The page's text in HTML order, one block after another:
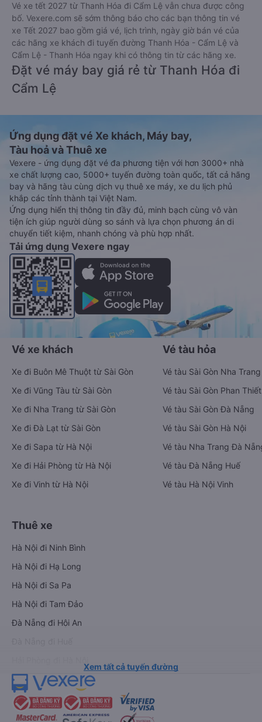
Vé xe tết 2027 từ Thanh Hóa đi Cẩm Lệ vẫn chưa được công
bố. Vexere.com sẽ sớm thông báo cho các bạn thông tin vé
xe Tết 2027 bao gồm giá vé, lịch trình, ngày giờ bán vé của
các hãng xe khách đi tuyến đường Thanh Hóa - Cẩm Lệ và
Cẩm Lệ - Thanh Hóa ngay khi có thông tin từ các hãng xe.
Đặt vé máy bay giá rẻ từ Thanh Hóa đi
Cẩm Lệ
Ứng dụng đặt vé Xe khách, Máy bay,
Tàu hoả và Thuê xe
Vexere - ứng dụng đặt vé đa phương tiện với hơn 3000+ nhà
xe chất lượng cao, 5000+ tuyến đường toàn quốc, tất cả hãng
bay và hãng tàu cùng dịch vụ thuê xe máy, xe du lịch phủ
khắp các tỉnh thành tại Việt Nam.
Ứng dụng hiển thị thông tin đầy đủ, minh bạch cùng vô vàn
tiện ích giúp người dùng so sánh và lựa chọn phương án di
chuyển tiết kiệm, nhanh chóng và phù hợp nhất.
Tải ứng dụng Vexere ngay
Vé xe khách
Xe đi Buôn Mê Thuột từ Sài Gòn
Xe đi Vũng Tàu từ Sài Gòn
Xe đi Nha Trang từ Sài Gòn
Xe đi Đà Lạt từ Sài Gòn
Xe đi Sapa từ Hà Nội
Xe đi Hải Phòng từ Hà Nội
Xe đi Vinh từ Hà Nội
Vé tàu hỏa
Vé tàu Sài Gòn Nha Trang
Vé tàu Sài Gòn Phan Thiết
Vé tàu Sài Gòn Đà Nẵng
Vé tàu Sài Gòn Hà Nội
Vé tàu Nha Trang Đà
Vé tàu Đà Nẵng Huế
Vé tàu Hà Nội Vinh
Thuê xe
Hà Nội đi Ninh Bình
Hà Nội đi Hạ Long
Hà Nội đi Sa Pa
Hà Nội đi Tam Đảo
Đà Nẵng đi Hội An
Xem tất cả tuyến đường